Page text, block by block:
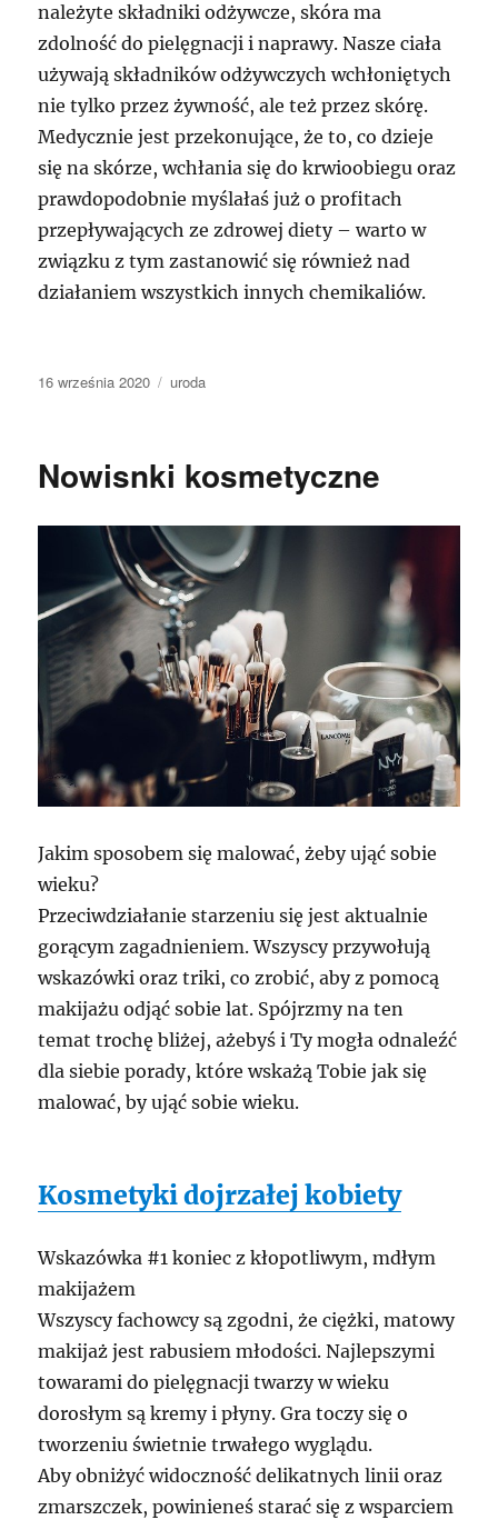
należyte składniki odżywcze, skóra ma
zdolność do pielęgnacji i naprawy. Nasze ciała
używają składników odżywczych wchłoniętych
nie tylko przez żywność, ale też przez skórę.
Medycznie jest przekonujące, że to, co dzieje
się na skórze, wchłania się do krwioobiegu oraz
prawdopodobnie myślałaś już o profitach
przepływających ze zdrowej diety – warto w
związku z tym zastanowić się również nad
działaniem wszystkich innych chemikaliów.
Data
16 września 2020 Kategorie
uroda
Nowisnki kosmetyczne
Jakim sposobem się malować, żeby ująć sobie
wieku?
Przeciwdziałanie starzeniu się jest aktualnie
gorącym zagadnieniem. Wszyscy przywołują
wskazówki oraz triki, co zrobić, aby z pomocą
makijażu odjąć sobie lat. Spójrzmy na ten
temat trochę bliżej, ażebyś i Ty mogła odnaleźć
dla siebie porady, które wskażą Tobie jak się
malować, by ująć sobie wieku.
Kosmetyki dojrzałej kobiety
Wskazówka #1 koniec z kłopotliwym, mdłym
makijażem
Wszyscy fachowcy są zgodni, że ciężki, matowy
makijaż jest rabusiem młodości. Najlepszymi
towarami do pielęgnacji twarzy w wieku
dorosłym są kremy i płyny. Gra toczy się o
tworzeniu świetnie trwałego wyglądu.
Aby obniżyć widoczność delikatnych linii oraz
zmarszczek, powinieneś starać się z wsparciem